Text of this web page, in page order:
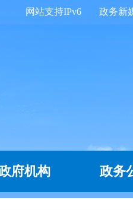
政务新
网站支持IPv6
府机构 政务